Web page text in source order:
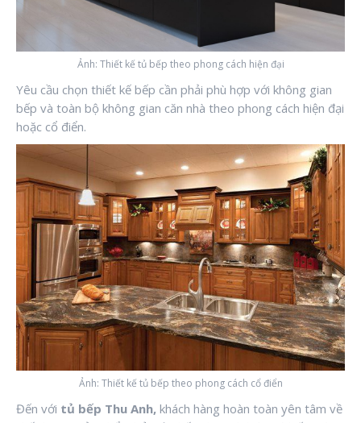
Ảnh: Thiết kế tủ bếp theo phong cách hiện đại
Yêu cầu chọn thiết kế bếp cần phải phù hợp với không gian
bếp và toàn bộ không gian căn nhà theo phong cách hiện đại
hoặc cổ điển.
Ảnh: Thiết kế tủ bếp theo phong cách cổ điển
Đến với tủ bếp Thu Anh, khách hàng hoàn toàn yên tâm về